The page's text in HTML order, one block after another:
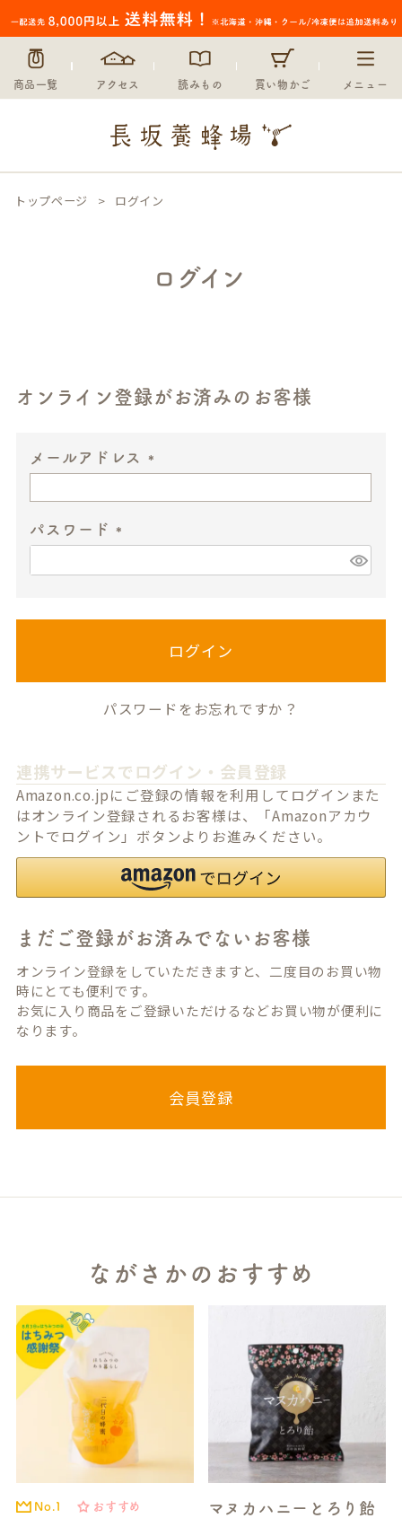
商品一覧 アクセス 読みもの 買い物かご メニュー
トップページ ログイン
ログイン
オンライン登録がお済みのお客様
メールアドレス
パスワード
必
ログイン
パスワードをお忘れですか？
連携サービスでログイン・会員登録
Amazon.co.jpにご登録の情報を利用してログインまた
はオンライン登録されるお客様は、「Amazonアカウ
ントでログイン」ボタンよりお進みください。
まだご登録がお済みでないお客様
オンライン登録をしていただきますと、二度目のお買い物
時にとても便利です。
お気に入り商品をご登録いただけるなどお買い物が便利に
なります。
会員登録
ながさかのおすすめ
No.1 おすすめ マヌカハニーとろり飴